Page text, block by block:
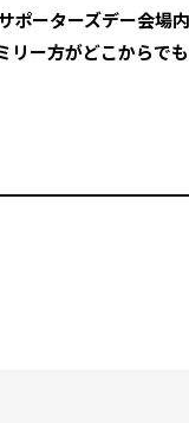
ポーターズデー会場
リー方がどこからで